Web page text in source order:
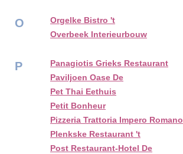
O
Orgelke Bistro 't
Overbeek Interieurbouw
P
Panagiotis Grieks Restaurant
Paviljoen Oase De
Pet Thai Eethuis
Petit Bonheur
Pizzeria Trattoria Impero Romano
Plenkske Restaurant 't
Post Restaurant-Hotel De